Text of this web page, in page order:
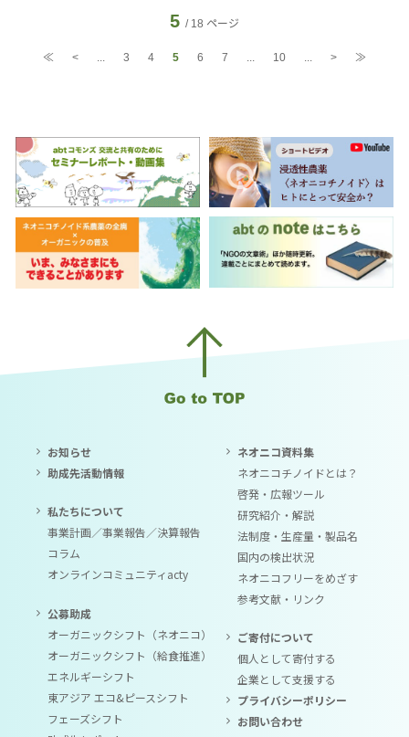
要だけれども
5 / 18
≪ < ... 3 4 5 6 7 ... 10 ... > ≫
お知らせ
助成先活動情報
私たちについて
事業計画／事業報告／決算報告
コラム
オンラインコミュニティacty
公募助成
オーガニックシフト（ネオニコ）
オーガニックシフト（給食推進）
エネルギーシフト
東アジア エコ&ピースシフト
フェーズシフト
ネオニコ資料集
ネオニコチノイドとは？
啓発・広報ツール
研究紹介・解説
法制度・生産量・製品名
国内の検出状況
ネオニコフリーをめざす
参考文献・リンク
ご寄付について
個人として寄付する
企業として支援する
プライバシーポリシー
お問い合わせ